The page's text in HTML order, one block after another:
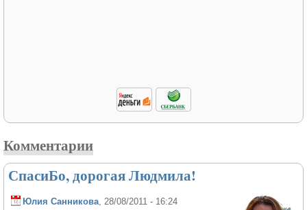
Комментарии
СпасиБо, дорогая Людмила!
Юлия Санникова, 28/08/2011 - 16:24